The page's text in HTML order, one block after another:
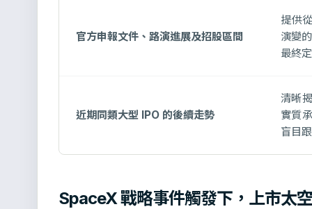
官方申報文件、路演進展及招股區間
提供
演變
最終
近期同類大型 IPO 的後續走勢
清晰
實質
盲目
SpaceX 戰略事件觸發下，上市太